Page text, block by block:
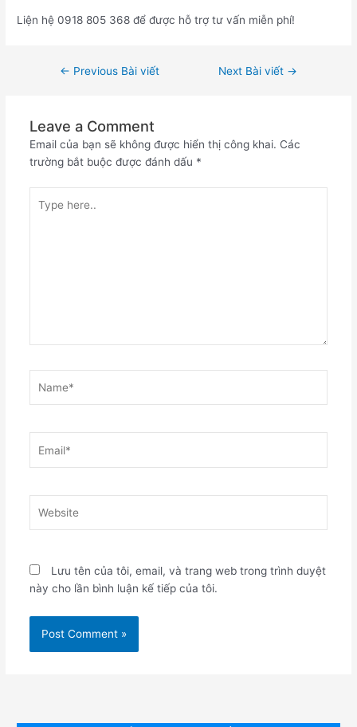
Liện hệ 0918 805 368 để được hỗ trợ tư vấn miễn phí!
← Previous Bài viết Next Bài viết →
Leave a Comment
Email của bạn sẽ không được hiển thị công khai. Các
trường bắt buộc được đánh dấu *
here..
Lưu tên của tôi, email, và trang web trong trình duyệt
này cho lần bình luận kế tiếp của tôi.